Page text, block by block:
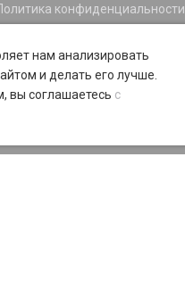
конфиденциальности
Программа лояльности
нам анализировать
и делать его лучше.
вы соглашаетесь с